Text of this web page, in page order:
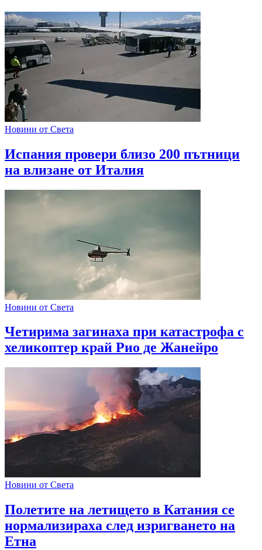
Новини от Света
Испания провери близо 200 пътници
на влизане от Италия
Новини от Света
Четирима загинаха при катастрофа с
хеликоптер край Рио де Жанейро
Новини от Света
Полетите на летището в Катания се
нормализираха след изригването на
Етна